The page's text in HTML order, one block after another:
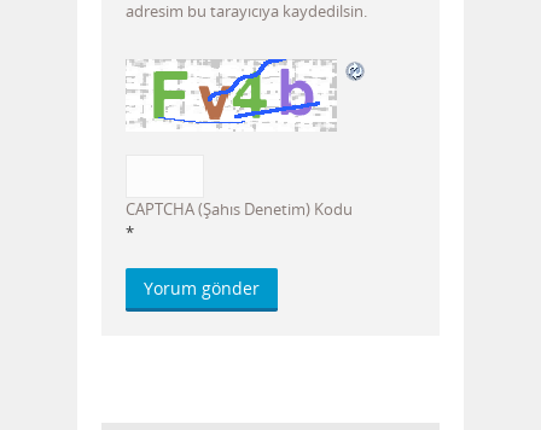
adresim bu tarayıcıya kaydedilsin.
CAPTCHA (Şahıs Denetim) Kodu
*